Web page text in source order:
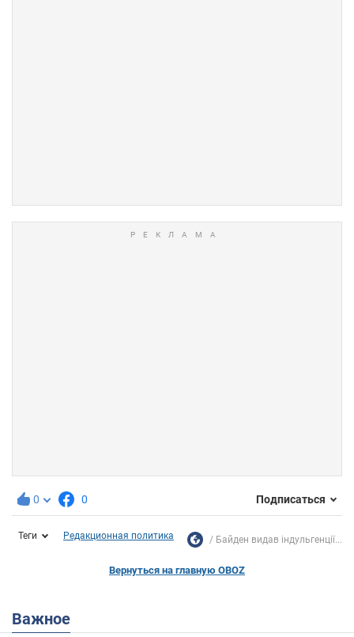
0 0 Подписаться
Теги Редакционная политика Байден видав індульгенції...
Вернуться на главную OBOZ
Важное